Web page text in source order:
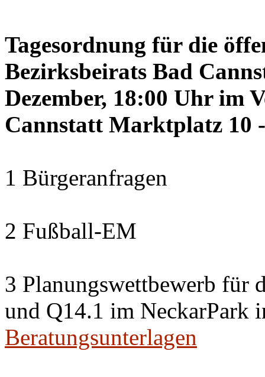
Tagesordnung für die
Bezirksbeirats Bad
Dezember, 18:00 Uhr im
Cannstatt Marktplatz 10
1 Bürgeranfragen
2 Fußball-EM
3 Planungswettbewerb für
und Q14.1 im NeckarPark
Beratungsunterlagen